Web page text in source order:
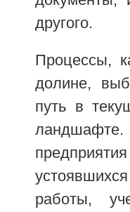
другого.
Процессы,
долине,
путь в
работы,